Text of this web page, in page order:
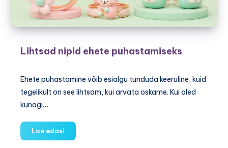
Lihtsad nipid ehete puhastamiseks
Ehete puhastamine võib esialgu tunduda keeruline, kuid
tegelikult on see lihtsam, kui arvata oskame. Kui oled
kunagi…
Loe edasi
nipid